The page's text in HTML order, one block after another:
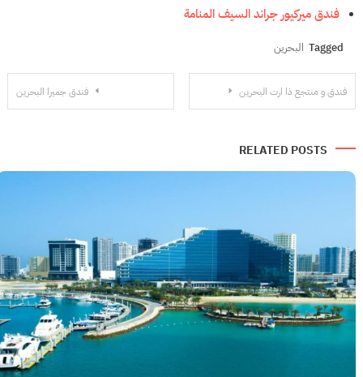
فندق ميركيور جراند السيف المنامة
Tagged البحرين
تصفّح
فندق جميرا البحرين فندق و منتجع ذا ارت البحرين
RELATED POSTS